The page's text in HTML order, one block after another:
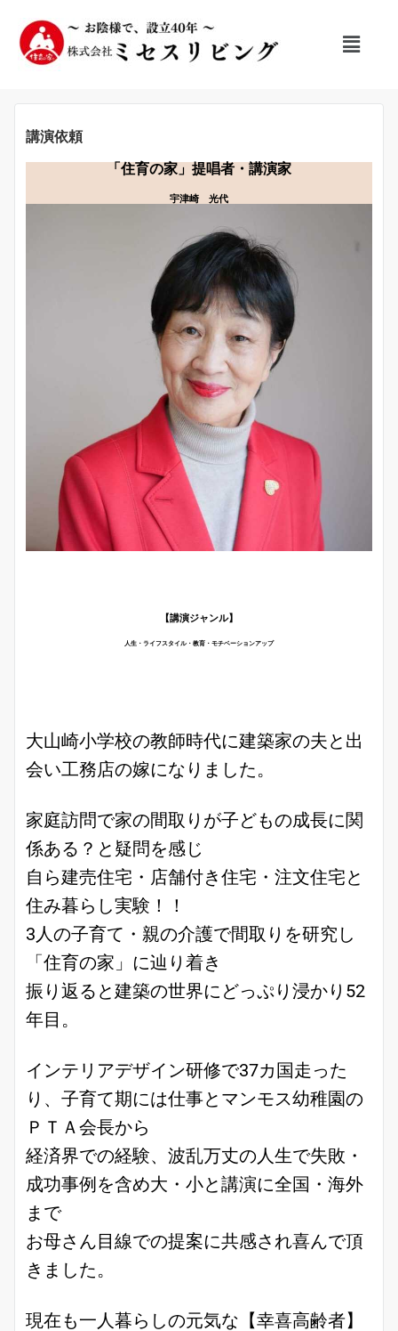
講演依頼
「住育の家」提唱者・講演家
宇津崎 光代
【講演ジャンル】
人生・ライフスタイル・教育・モチベーションアップ
大山崎小学校の教師時代に建築家の夫と出
会い工務店の嫁になりました。
家庭訪問で家の間取りが子どもの成長に関
係ある？と疑問を感じ
自ら建売住宅・店舗付き住宅・注文住宅と
住み暮らし実験！！
3人の子育て・親の介護で間取りを研究し
「住育の家」に辿り着き
振り返ると建築の世界にどっぷり浸かり52
年目。
インテリアデザイン研修で37カ国走った
り、子育て期には仕事とマンモス幼稚園の
ＰＴＡ会長から
経済界での経験、波乱万丈の人生で失敗・
成功事例を含め大・小と講演に全国・海外
まで
お母さん目線での提案に共感され喜んで頂
きました。
現在も一人暮らしの元気な【幸喜高齢者】